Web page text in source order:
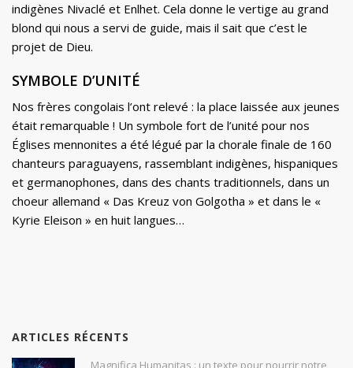
indigènes Nivaclé et Enlhet. Cela donne le vertige au grand
blond qui nous a servi de guide, mais il sait que c’est le
projet de Dieu.
SYMBOLE D’UNITÉ
Nos frères congolais l’ont relevé : la place laissée aux jeunes
était remarquable ! Un symbole fort de l’unité pour nos
Églises mennonites a été légué par la chorale finale de 160
chanteurs paraguayens, rassemblant indigènes, hispaniques
et germanophones, dans des chants traditionnels, dans un
choeur allemand « Das Kreuz von Golgotha » et dans le «
Kyrie Eleison » en huit langues…
ARTICLES RÉCENTS
Magnifica Humanitas : un texte pour nourrir notre